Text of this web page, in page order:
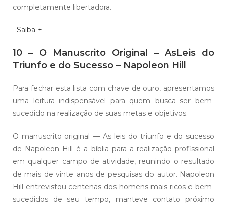
completamente libertadora.
Saiba +
10 – O Manuscrito Original – AsLeis do
Triunfo e do Sucesso – Napoleon Hill
Para fechar esta lista com chave de ouro, apresentamos
uma leitura indispensável para quem busca ser bem-
sucedido na realização de suas metas e objetivos.
O manuscrito original — As leis do triunfo e do sucesso
de Napoleon Hill é a bíblia para a realização profissional
em qualquer campo de atividade, reunindo o resultado
de mais de vinte anos de pesquisas do autor. Napoleon
Hill entrevistou centenas dos homens mais ricos e bem-
sucedidos de seu tempo, manteve contato próximo